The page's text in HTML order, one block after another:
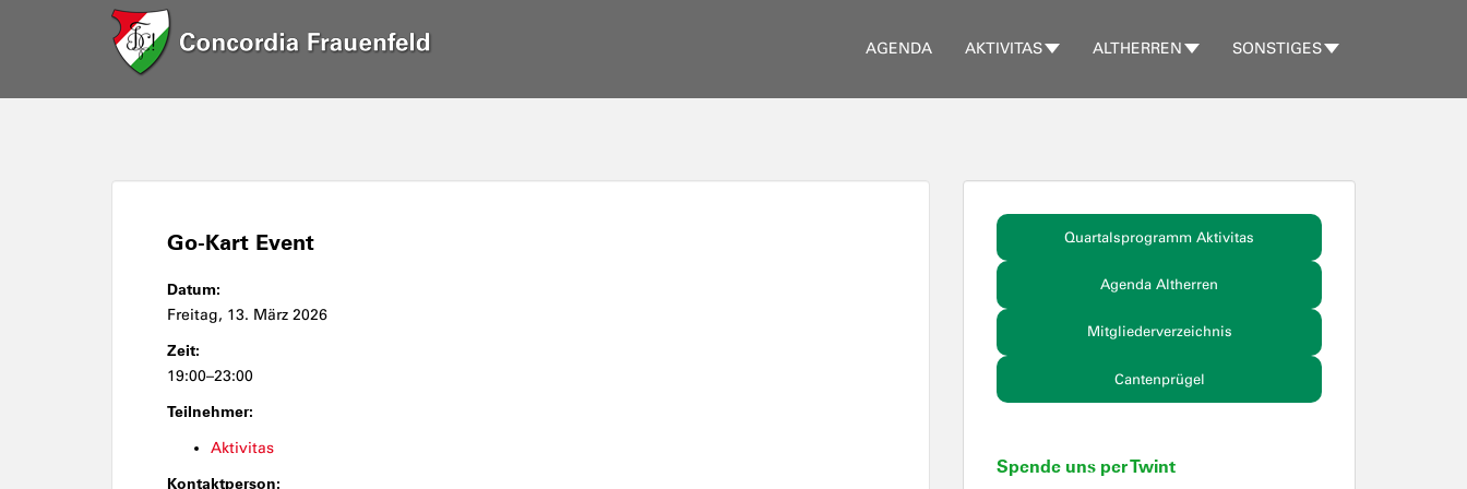
AGENDA AKTIVITAS ALTHERREN SONSTIGES
Go-Kart Event
Datum:
Freitag, 13. März 2026
Zeit:
19:00–23:00
Teilnehmer:
Aktivitas
Kontaktperson:
Quartalsprogramm Aktivitas
Agenda Altherren
Mitgliederverzeichnis
Cantenprügel
Spende uns per Twint